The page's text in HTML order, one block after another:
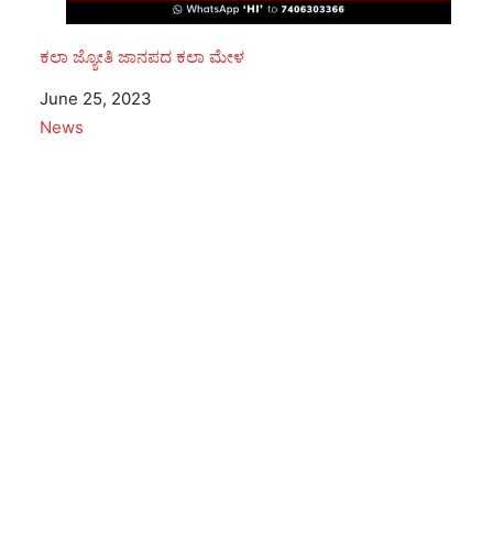
ಕಲಾ ಜ್ಯೋತಿ ಜಾನಪದ ಕಲಾ ಮೇಳ
Date
June 25, 2023
In relation to
News